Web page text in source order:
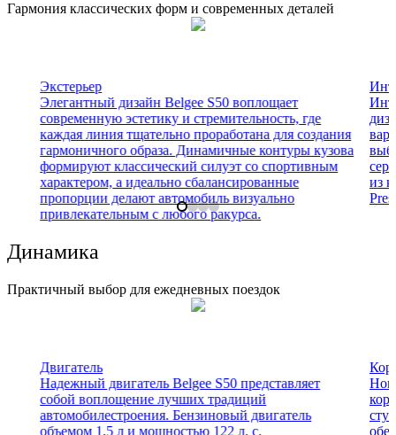
Гармония классических форм и современных деталей
Экстерьер
Элегантный дизайн Belgee S50 воплощает
современную эстетику и стремительность, где
каждая линия тщательно проработана для создания
гармоничного образа. Динамичные контуры кузова
формируют классический силуэт со спортивным
характером, а идеально сбалансированные
пропорции делают автомобиль визуально
привлекательным с любого ракурса.
из
Динамика
Практичный выбор для ежедневных поездок
Двигатель
Надежный двигатель Belgee S50 представляет
собой воплощение лучших традиций
автомобилестроения. Бензиновый двигатель
объемом 1,5 л и мощностью 122 л. с.